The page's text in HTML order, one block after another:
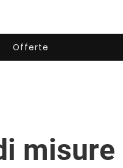
Offerte
misure